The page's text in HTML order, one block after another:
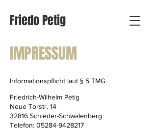
Friedo Petig
IMPRESSUM
Informationspflicht laut § 5 TMG.
Friedrich-Wilhelm Petig
Neue Torstr. 14
32816 Schieder-Schwalenberg
Telefon: 05284-9428217